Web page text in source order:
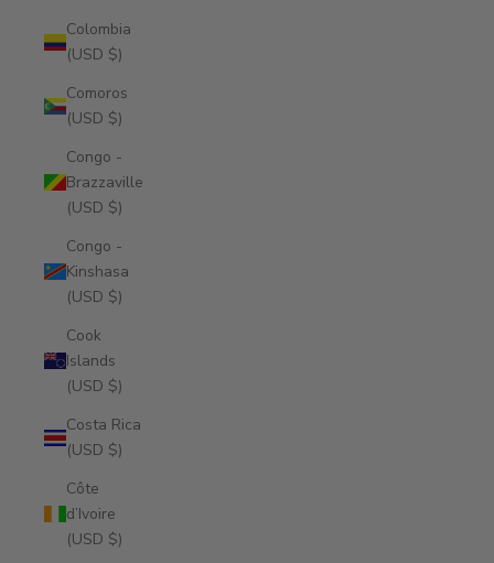
Colombia
(USD $)
Comoros
(USD $)
Congo -
Brazzaville
(USD $)
Congo -
Kinshasa
(USD $)
Cook
Islands
(USD $)
Costa Rica
(USD $)
Côte
d’Ivoire
(USD $)